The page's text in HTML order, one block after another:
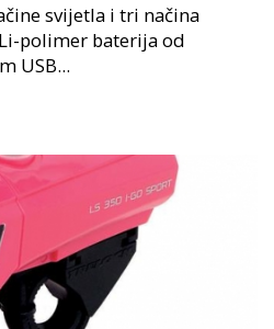
svijetla i tri načina
polimer baterija od
USB...